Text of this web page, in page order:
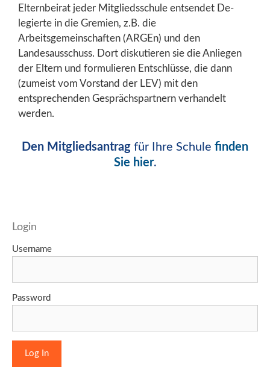
Elternbeirat jeder Mitgliedsschule entsendet De-
legierte in die Gremien, z.B. die
Arbeitsgemeinschaften (ARGEn) und den
Landesausschuss. Dort diskutieren sie die Anliegen
der Eltern und formulieren Entschlüsse, die dann
(zumeist vom Vorstand der LEV) mit den
entsprechenden Gesprächspartnern verhandelt
werden.
Den Mitgliedsantrag für Ihre Schule finden
Sie hier.
Login
Username
Password